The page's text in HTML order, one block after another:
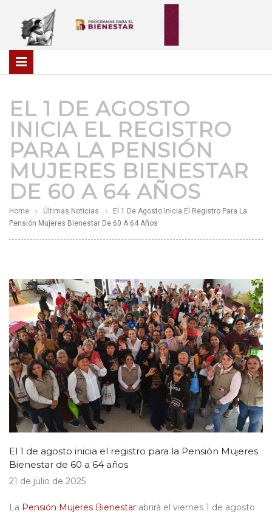
EL 1 DE AGOSTO
INICIA EL REGISTRO
PARA LA PENSIÓN
MUJERES BIENESTAR
DE 60 A 64 AÑOS
Home Últimas Noticias
El 1 De Agosto Inicia El Registro Para La
Pensión Mujeres Bienestar De 60 A 64 Años
El 1 de agosto inicia el registro para la Pensión Mujeres
Bienestar de 60 a 64 años
21 de julio de 2025
La Pensión Mujeres Bienestar abrirá el viernes 1 de agosto